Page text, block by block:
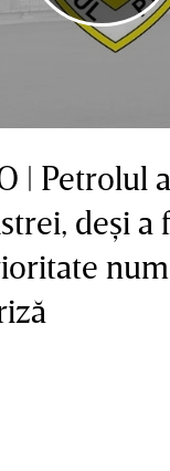
| Petrolul
deşi a